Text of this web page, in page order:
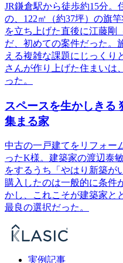
JR鎌倉駅から徒歩約15分
の、122㎡（約37坪）の旗
を立ち上げた直後に江藤剛
だ、初めての案件だった。
える複雑な課題にじっくり
さんが作り上げた住まいは
った。
スペースを生かしきる
集まる家
中古の一戸建てをリフォー
ったK様。建築家の渡辺泰
をするうち「やはり新築が
購入したのは一般的に条件
かし、これこそが建築家と
最良の選択だった。
実例記事